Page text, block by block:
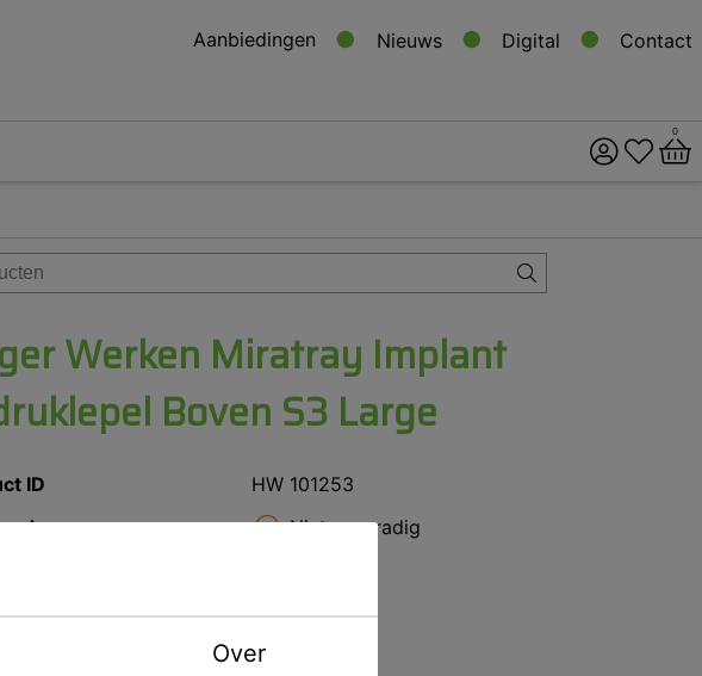
Aanbiedingen Nieuws Digital Contact
Implantologie
Modelleren en was
0
Werken Miratray Implant
Boven S3 Large
ID
HW 101253
Niet voorradig
6st
Over